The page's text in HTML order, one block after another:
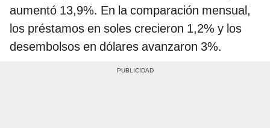
aumentó 13,9%. En la comparación mensual,
los préstamos en soles crecieron 1,2% y los
desembolsos en dólares avanzaron 3%.